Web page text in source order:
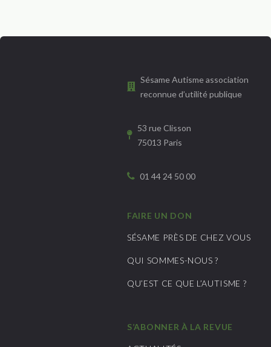
Sésame Autisme association
reconnue d’utilité publique
53 rue Clisson
75013 Paris
01 44 24 50 00
FAIRE UN DON
SÉSAME PRÈS DE CHEZ VOUS
QUI SOMMES-NOUS ?
QU’EST CE QUE L’AUTISME ?
S’ABONNER À LA REVUE